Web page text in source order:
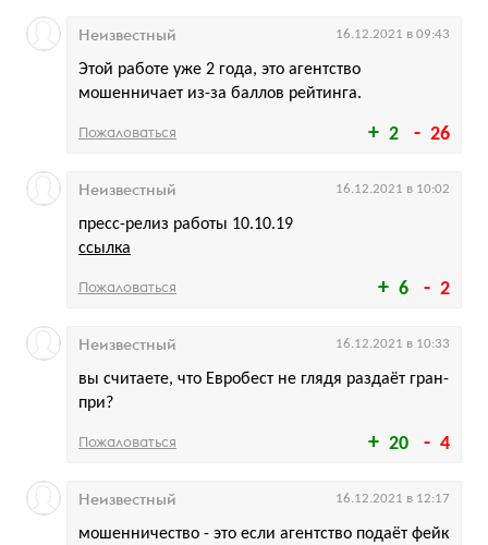
2 26
Этой работе уже 2 года, это агентство
мошенничает из-за баллов рейтинга.
Неизвестный 16.12.2021 в 09:43
Пожаловаться
6 2
пресс-релиз работы 10.10.19
ссылка
Неизвестный 16.12.2021 в 10:02
Пожаловаться
20 4
вы считаете, что Евробест не глядя раздаёт гран-
при?
Неизвестный 16.12.2021 в 10:33
Пожаловаться
мошенничество - это если агентство подаёт фейк
Неизвестный 16.12.2021 в 12:17